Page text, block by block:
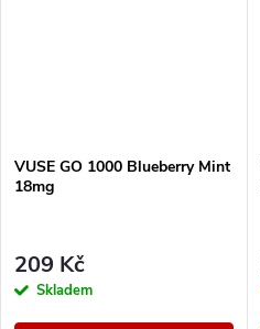
VUSE GO 1000 Blueberry Mint
18mg
209 Kč
Skladem